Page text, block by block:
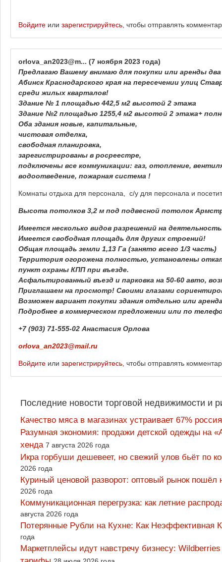
Войдите или зарегистрируйтесь , чтобы отправлять
orlova_an2023@m... (7 ноября 2023 года)
Предлагаю Вашему внимаю для покупки или аренды
Абинск Краснодарского края на пересечении улиц
среди жилых кварталов!
Здание № 1 площадью 442,5 м2 высотой 2 этажа
Здание №2 площадью 1255,4 м2 высотой 2 этажа+
Оба здания новые, капитальные,
чистовая отделка,
свободная планировка,
зарегистрированы в росреестре,
подключены все коммуникации: газ, отопление,
водоотведение, пожарная система !
Комнаты отдыха для персонала, с/у для персонала и
Высота потолков 3,2 м под подвесной потолок
Имеется несколько видов разрешений на
Имеется свободная площадь для других строений!
Общая площадь земли 1,13 Га (занято всего 1/3 часть)
Территория огорожена полностью, установлены
пункт охраны КПП при въезде.
Асфальтированный въезд и парковка на 50-60 авто,
Приглашаем на просмотр! Своими глазами
Возможен вариант покупки здания отдельно или
Подробнее в коммерческом предложении или по
+7 (903) 71-555-02 Анастасия Орлова
orlova_an2023@mail.ru
Войдите или зарегистрируйтесь , чтобы отправлять
Последние новости торговой недвижимости и
Качество мяса в магазинах устраивает 67%
Разумная экономия: продажи детской одежды на
хенда 7 августа 2026 года
Икра горбуши дешевеет, но свежий улов бьёт по
2026 года
Куриный ценовой разворот: оптовый рынок
2026 года
Коммуникационная перегрузка: как летние
августа 2026 года
Потерянные Рубли на Кухне: Как
года
Маркетплейсы идут навстречу бизнесу: